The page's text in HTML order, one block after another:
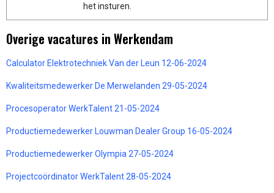
het insturen.
Overige vacatures in Werkendam
Calculator Elektrotechniek Van der Leun 12-06-2024
Kwaliteitsmedewerker De Merwelanden 29-05-2024
Procesoperator WerkTalent 21-05-2024
Productiemedewerker Louwman Dealer Group 16-05-2024
Productiemedewerker Olympia 27-05-2024
Projectcoördinator WerkTalent 28-05-2024